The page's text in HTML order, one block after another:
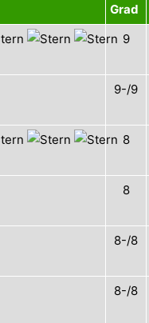
Grad
9
9-/9
8
8
8-/8
8-/8